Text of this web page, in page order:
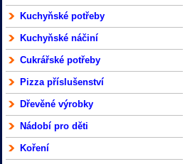
Kuchyňské potřeby
Kuchyňské náčiní
Cukrářské potřeby
Pizza příslušenství
Dřevěné výrobky
Nádobí pro děti
Koření